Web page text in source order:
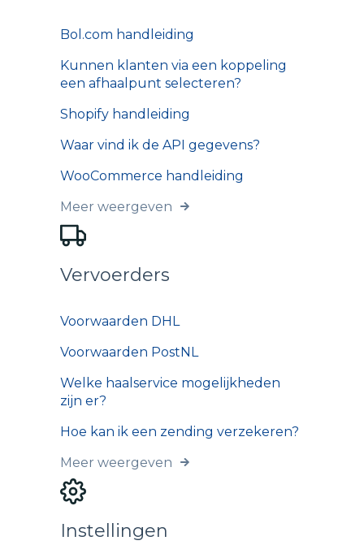
Bol.com handleiding
Kunnen klanten via een koppeling
een afhaalpunt selecteren?
Shopify handleiding
Waar vind ik de API gegevens?
WooCommerce handleiding
Meer weergeven
Vervoerders
Voorwaarden DHL
Voorwaarden PostNL
Welke haalservice mogelijkheden
zijn er?
Hoe kan ik een zending verzekeren?
Meer weergeven
Instellingen